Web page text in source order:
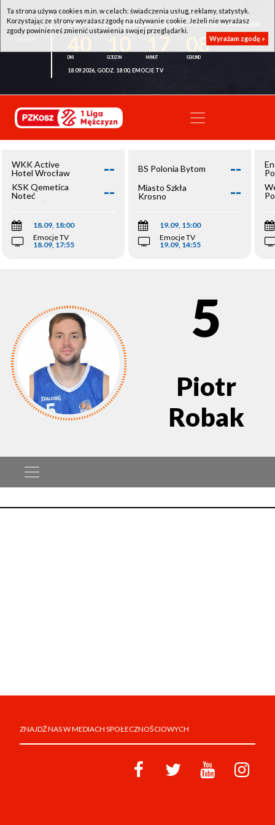
WKK ACTIVE HOTEL WROCŁAW - KSK QEMETICA NOTEĆ INOWROCŁAW
08
18.09.2026, GODZ. 18:00, EMOCJE TV
WKK Active
Hotel Wrocław
--
KSK Qemetica
Noteć
Inowrocław
--
18.09, 18:00
Emocje TV
18.09, 17:55
BS Polonia Bytom --
Miasto Szkła
Krosno
--
19.09, 15:00
Emocje TV
19.09, 14:55
5
Piotr
Robak
ZNAJDŹ NAS W MEDIACH SPOŁECZNOŚCIOWYCH
Ta strona używa cookies m.in. w celach: świadczenia usług, reklamy, statystyk.
Korzystając ze strony wyrażasz zgodę na używanie cookie. Jeżeli nie wyrażasz
zgody powinieneś zmienić ustawienia swojej przeglądarki.
Wyrażam zgodę »